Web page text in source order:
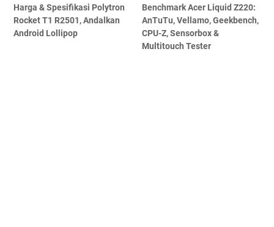
Harga & Spesifikasi Polytron
Rocket T1 R2501, Andalkan
Android Lollipop
Benchmark Acer Liquid Z220:
AnTuTu, Vellamo, Geekbench,
CPU-Z, Sensorbox &
Multitouch Tester